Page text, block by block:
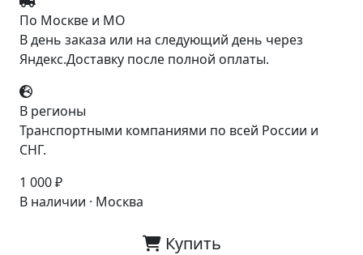
По Москве и МО
В день заказа или на следующий день через
Яндекс.Доставку после полной оплаты.
В регионы
Транспортными компаниями по всей России и
СНГ.
1 000 ₽
В наличии · Москва
Купить